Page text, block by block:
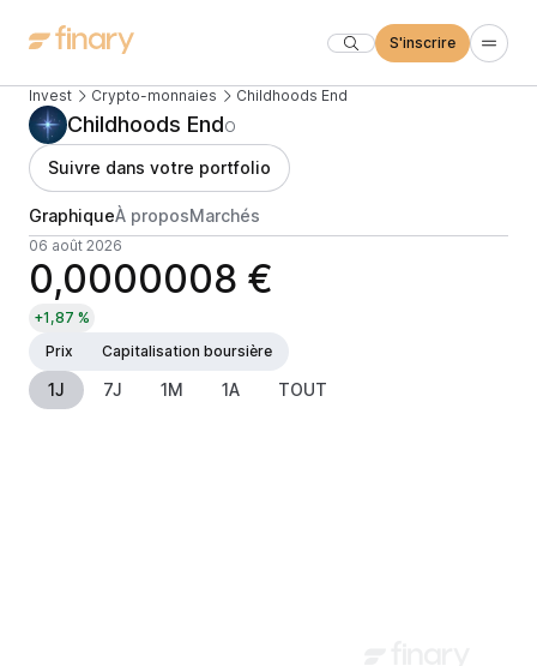
S'inscrire
Invest Crypto-monnaies Childhoods End
Childhoods EndO
Suivre dans votre portfolio
GraphiqueÀ proposMarchés
06 août 2026
0,0000008 €
+1,87 %
Prix
Capitalisation boursière
1J 7J 1M 1A TOUT